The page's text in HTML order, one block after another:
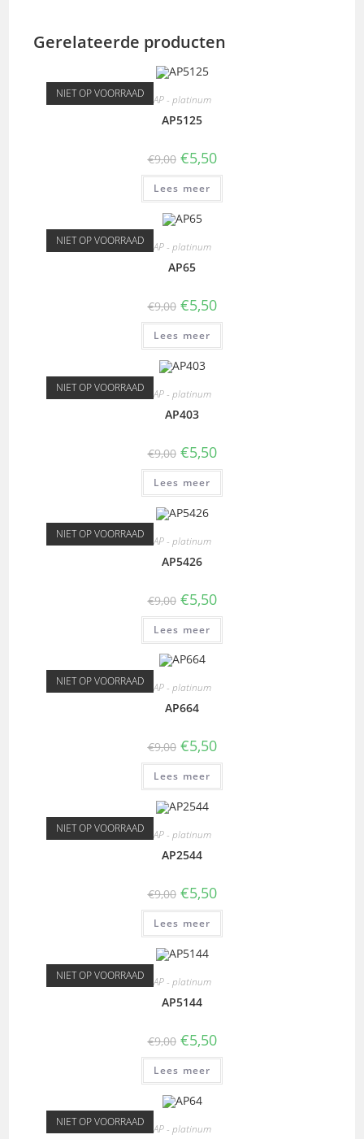
Gerelateerde producten
NIET OP VOORRAAD AP - platinum
AP5125
€9,00 €5,50
Lees meer
NIET OP VOORRAAD AP - platinum
AP65
€9,00 €5,50
Lees meer
NIET OP VOORRAAD AP - platinum
AP403
€9,00 €5,50
Lees meer
NIET OP VOORRAAD AP - platinum
AP5426
€9,00 €5,50
Lees meer
NIET OP VOORRAAD AP - platinum
AP664
€9,00 €5,50
Lees meer
NIET OP VOORRAAD AP - platinum
AP2544
€9,00 €5,50
Lees meer
NIET OP VOORRAAD AP - platinum
AP5144
€9,00 €5,50
Lees meer
NIET OP VOORRAAD AP - platinum